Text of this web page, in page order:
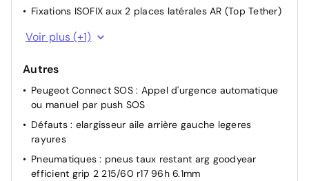
Fixations ISOFIX aux 2 places latérales AR (Top Tether)
Pack Visibilité : Allumage automatique des feux de
croisement Eclairage extérieur d'accueil et
automatique
Voir plus (+1)
Autres
Peugeot Connect SOS : Appel d'urgence automatique
ou manuel par push SOS
Défauts : elargisseur aile arrière gauche legeres
rayures
Pneumatiques : pneus taux restant arg goodyear
efficient grip 2 215/60 r17 96h 6.1mm